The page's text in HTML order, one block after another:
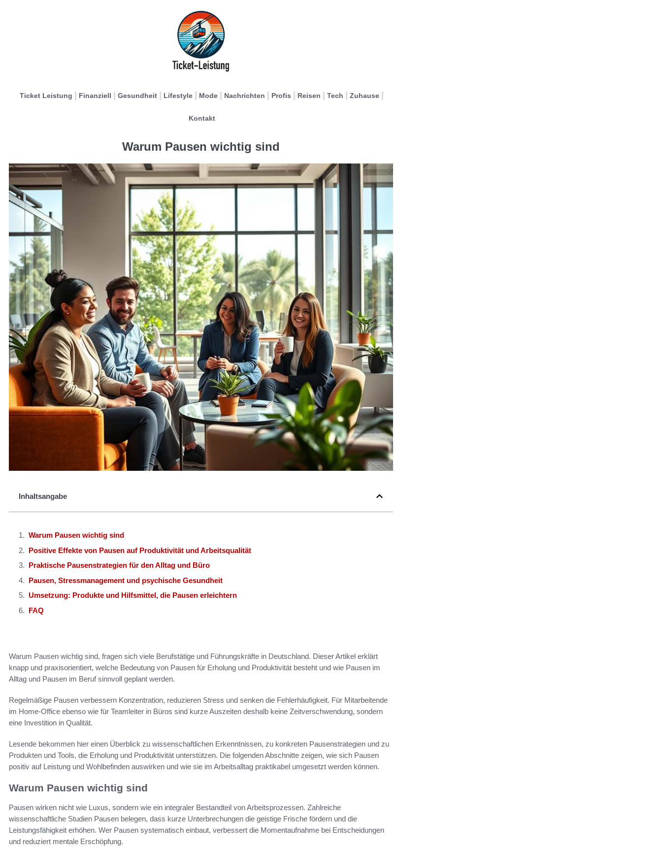
Ticket Leistung Finanziell Gesundheit Lifestyle Mode Nachrichten Profis Reisen Tech Zuhause
Kontakt
Warum Pausen wichtig sind
Inhaltsangabe
Warum Pausen wichtig sind
Positive Effekte von Pausen auf Produktivität und Arbeitsqualität
Praktische Pausenstrategien für den Alltag und Büro
Pausen, Stressmanagement und psychische Gesundheit
Umsetzung: Produkte und Hilfsmittel, die Pausen erleichtern
FAQ
Warum Pausen wichtig sind, fragen sich viele Berufstätige und Führungskräfte in Deutschland. Dieser Artikel erklärt
knapp und praxisorientiert, welche Bedeutung von Pausen für Erholung und Produktivität besteht und wie Pausen im
Alltag und Pausen im Beruf sinnvoll geplant werden.
Regelmäßige Pausen verbessern Konzentration, reduzieren Stress und senken die Fehlerhäufigkeit. Für Mitarbeitende
im Home-Office ebenso wie für Teamleiter in Büros sind kurze Auszeiten deshalb keine Zeitverschwendung, sondern
eine Investition in Qualität.
Lesende bekommen hier einen Überblick zu wissenschaftlichen Erkenntnissen, zu konkreten Pausenstrategien und zu
Produkten und Tools, die Erholung und Produktivität unterstützen. Die folgenden Abschnitte zeigen, wie sich Pausen
positiv auf Leistung und Wohlbefinden auswirken und wie sie im Arbeitsalltag praktikabel umgesetzt werden können.
Warum Pausen wichtig sind
Pausen wirken nicht wie Luxus, sondern wie ein integraler Bestandteil von Arbeitsprozessen. Zahlreiche
wissenschaftliche Studien Pausen belegen, dass kurze Unterbrechungen die geistige Frische fördern und die
Leistungsfähigkeit erhöhen. Wer Pausen systematisch einbaut, verbessert die Momentaufnahme bei Entscheidungen
und reduziert mentale Erschöpfung.